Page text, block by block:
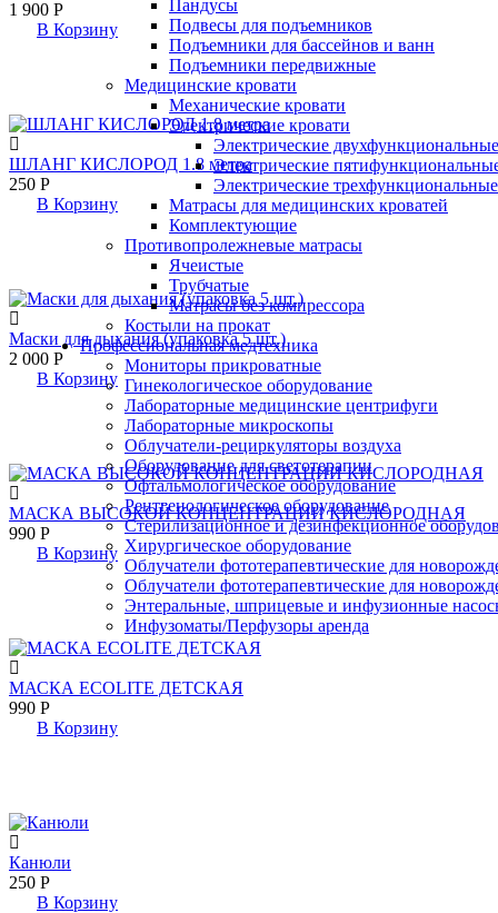
Пандусы
Подвесы для подъемников
Подъемники для бассейнов и ванн
Подъемники передвижные
Медицинские кровати
Механические кровати
Электрические кровати
Электрические
Электрические
Электрические
Матрасы для медицинских кроватей
Комплектующие
Противопролежневые матрасы
Ячеистые
Трубчатые
Матрасы без компрессора
Костыли на прокат
Профессиональная медтехника
Мониторы прикроватные
Гинекологическое оборудование
Лабораторные медицинские центрифуги
Лабораторные микроскопы
Облучатели-рециркуляторы воздуха
Оборудование для светотерапии
Офтальмологическое оборудование
Рентгенологическое оборудование
Стерилизационное и дезинфекционное
Хирургическое оборудование
Облучатели фототерапевтические для
Облучатели фототерапевтические для
Энтеральные, шприцевые и инфузионные
Инфузоматы/Перфузоры аренда
1 900 Р
В Корзину
ШЛАНГ КИСЛОРОД 1.8 метра
250 Р
В Корзину
Маски для дыхания (упаковка 5 шт.)
2 000 Р
В Корзину
МАСКА ВЫСОКОЙ КОНЦЕНТРАЦИИ КИСЛОРОДНАЯ
990 Р
В Корзину
МАСКА ECOLITE ДЕТСКАЯ
990 Р
В Корзину
Канюли
250 Р
В Корзину